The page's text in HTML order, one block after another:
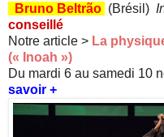
Bruno Beltrão (Brésil)
conseillé
Notre article > La
(« Inoah »)
Du mardi 6 au samedi 10
savoir +